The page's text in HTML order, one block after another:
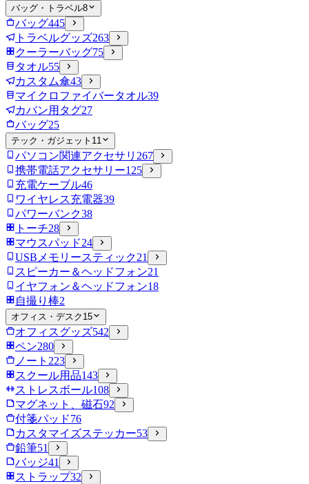
バッグ・トラベル8
バッグ445
トラベルグッズ263
クーラーバッグ75
タオル55
カスタム傘43
マイクロファイバータオル39
カバン用タグ27
バッグ25
テック・ガジェット 11
パソコン関連アクセサリ 267
携帯電話アクセサリー125
充電ケーブル46
ワイヤレス充電器39
パワーバンク38
トーチ28
マウスパッド24
USBメモリースティック21
スピーカー＆ヘッドフォン21
イヤフォン＆ヘッドフォン18
自撮り棒2
オフィス・デスク 15
オフィスグッズ542
ペン280
ノート 223
スクール用品143
ストレスボール108
マグネット、磁石92
付箋パッド76
カスタマイズステッカー53
鉛筆51
バッジ41
ストラップ32